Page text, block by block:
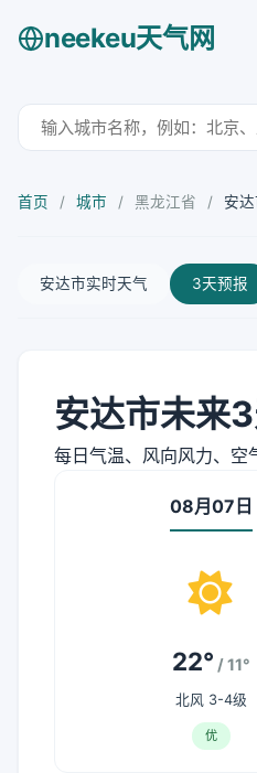
neekeu天气网
首页 / 城市 / 黑龙江省 / 安
安达市实时天气 3天预报
安达市未来
每日气温、风向风力、空
08月07日
22° / 11°
北风 3-4级
优